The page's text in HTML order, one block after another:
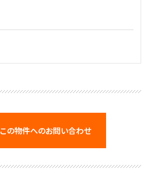
この物件へのお問い合わせ